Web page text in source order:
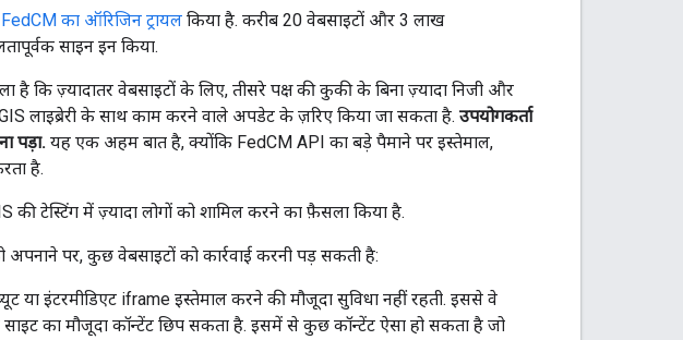
FedCM का ऑरिजिन ट्रायल किया है. करीब 20 वेबसाइटों और 3 लाख
साइन इन किया.
कि ज़्यादातर वेबसाइटों के लिए, तीसरे पक्ष की कुकी के बिना ज़्यादा निजी और
GIS लाइब्रेरी के साथ काम करने वाले अपडेट के ज़रिए किया जा सकता है. उपयोगकर्ता
पड़ा. यह एक अहम बात है, क्योंकि FedCM API का बड़े पैमाने पर इस्तेमाल,
है.
टेस्टिंग में ज़्यादा लोगों को शामिल करने का फ़ैसला किया है.
अपनाने पर, कुछ वेबसाइटों को कार्रवाई करनी पड़ सकती है:
या इंटरमीडिएट iframe इस्तेमाल करने की मौजूदा सुविधा नहीं रहती. इससे वे
साइट का मौजूदा कॉन्टेंट छिप सकता है. इसमें से कुछ कॉन्टेंट ऐसा हो सकता है जो